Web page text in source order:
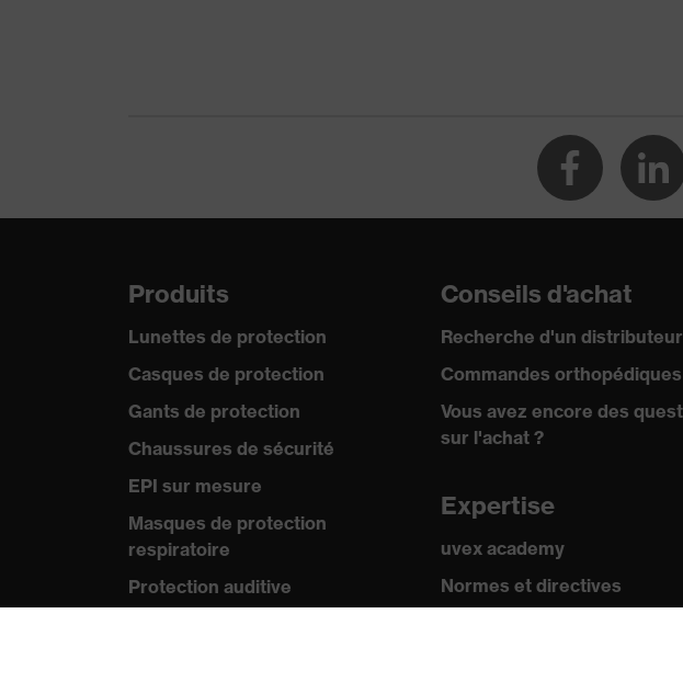
Produits
Lunettes de protection
Casques de protection
Gants de protection
Chaussures de sécurité
EPI sur mesure
Masques de protection
respiratoire
Protection auditive
Conseils d'achat
Recherche d'un distributeur
Commandes orthopédiques
Vous avez encore des
sur l'achat ?
Expertise
uvex academy
Normes et directives